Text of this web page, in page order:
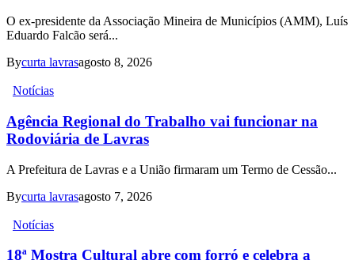
O ex-presidente da Associação Mineira de Municípios (AMM), Luís
Eduardo Falcão será...
Bycurta lavrasagosto 8, 2026
Notícias
Agência Regional do Trabalho vai funcionar na
Rodoviária de Lavras
A Prefeitura de Lavras e a União firmaram um Termo de Cessão...
Bycurta lavrasagosto 7, 2026
Notícias
18ª Mostra Cultural abre com forró e celebra a